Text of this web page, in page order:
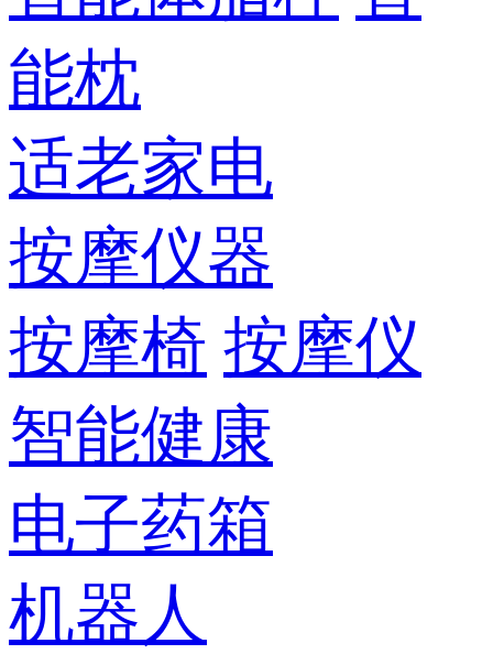
能枕
适老家电
按摩仪器
按摩椅 按摩仪
智能健康
电子药箱
机器人